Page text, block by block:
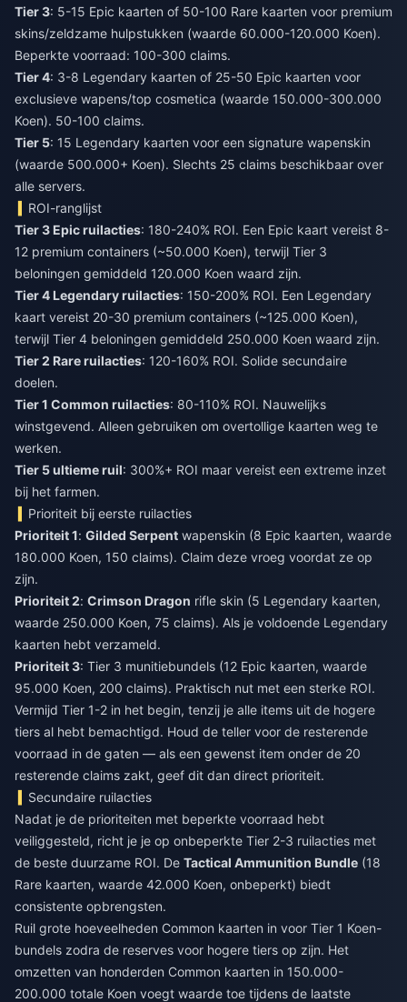
Tier 3: 5-15 Epic kaarten of 50-100 Rare kaarten voor premium
skins/zeldzame hulpstukken (waarde 60.000-120.000 Koen).
Beperkte voorraad: 100-300 claims.
Tier 4: 3-8 Legendary kaarten of 25-50 Epic kaarten voor
exclusieve wapens/top cosmetica (waarde 150.000-300.000
Koen). 50-100 claims.
Tier 5: 15 Legendary kaarten voor een signature wapenskin
(waarde 500.000+ Koen). Slechts 25 claims beschikbaar over
alle servers.
ROI-ranglijst
Tier 3 Epic ruilacties: 180-240% ROI. Een Epic kaart vereist 8-
12 premium containers (~50.000 Koen), terwijl Tier 3
beloningen gemiddeld 120.000 Koen waard zijn.
Tier 4 Legendary ruilacties: 150-200% ROI. Een Legendary
kaart vereist 20-30 premium containers (~125.000 Koen),
terwijl Tier 4 beloningen gemiddeld 250.000 Koen waard zijn.
Tier 2 Rare ruilacties: 120-160% ROI. Solide secundaire
doelen.
Tier 1 Common ruilacties: 80-110% ROI. Nauwelijks
winstgevend. Alleen gebruiken om overtollige kaarten weg te
werken.
Tier 5 ultieme ruil: 300%+ ROI maar vereist een extreme inzet
bij het farmen.
Prioriteit bij eerste ruilacties
Prioriteit 1: Gilded Serpent wapenskin (8 Epic kaarten, waarde
180.000 Koen, 150 claims). Claim deze vroeg voordat ze op
zijn.
Prioriteit 2: Crimson Dragon rifle skin (5 Legendary kaarten,
waarde 250.000 Koen, 75 claims). Als je voldoende Legendary
kaarten hebt verzameld.
Prioriteit 3: Tier 3 munitiebundels (12 Epic kaarten, waarde
95.000 Koen, 200 claims). Praktisch nut met een sterke ROI.
Vermijd Tier 1-2 in het begin, tenzij je alle items uit de hogere
tiers al hebt bemachtigd. Houd de teller voor de resterende
voorraad in de gaten — als een gewenst item onder de 20
resterende claims zakt, geef dit dan direct prioriteit.
Secundaire ruilacties
Nadat je de prioriteiten met beperkte voorraad hebt
veiliggesteld, richt je je op onbeperkte Tier 2-3 ruilacties met
de beste duurzame ROI. De Tactical Ammunition Bundle (18
Rare kaarten, waarde 42.000 Koen, onbeperkt) biedt
consistente opbrengsten.
Ruil grote hoeveelheden Common kaarten in voor Tier 1 Koen-
bundels zodra de reserves voor hogere tiers op zijn. Het
omzetten van honderden Common kaarten in 150.000-
200.000 totale Koen voegt waarde toe tijdens de laatste